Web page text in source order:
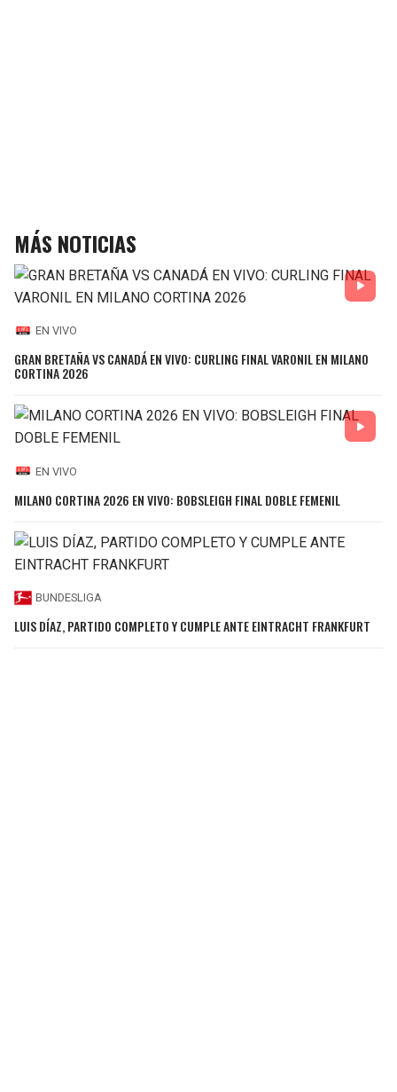
MÁS NOTICIAS
EN VIVO
GRAN BRETAÑA VS CANADÁ EN VIVO: CURLING FINAL VARONIL EN MILANO
CORTINA 2026
EN VIVO
MILANO CORTINA 2026 EN VIVO: BOBSLEIGH FINAL DOBLE FEMENIL
BUNDESLIGA
LUIS DÍAZ, PARTIDO COMPLETO Y CUMPLE ANTE EINTRACHT FRANKFURT